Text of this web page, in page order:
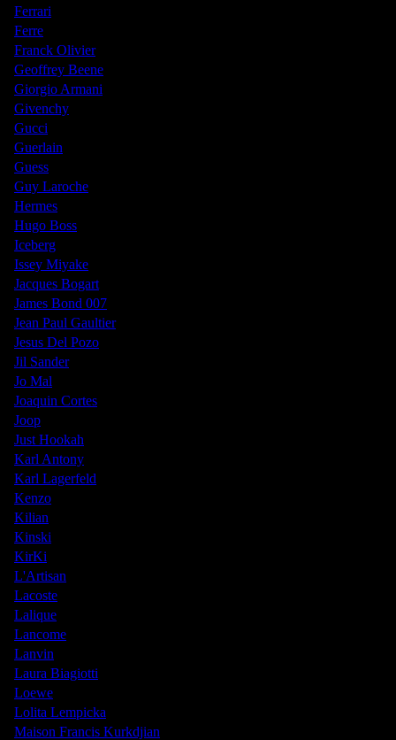
Ferrari
Ferre
Franck Olivier
Geoffrey Beene
Giorgio Armani
Givenchy
Gucci
Guerlain
Guess
Guy Laroche
Hermes
Hugo Boss
Iceberg
Issey Miyake
Jacques Bogart
James Bond 007
Jean Paul Gaultier
Jesus Del Pozo
Jil Sander
Jo Mal
Joaquin Cortes
Joop
Just Hookah
Karl Antony
Karl Lagerfeld
Kenzo
Kilian
Kinski
KirKi
L'Artisan
Lacoste
Lalique
Lancome
Lanvin
Laura Biagiotti
Loewe
Lolita Lempicka
Maison Francis Kurkdjian